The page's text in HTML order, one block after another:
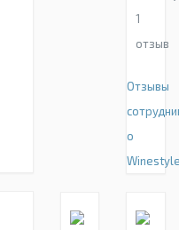
1
отзыв
Отзывы
о